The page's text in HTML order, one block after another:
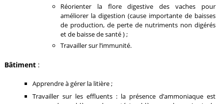
Réorienter la flore digestive des vaches pour
améliorer la digestion (cause importante de baisses
de production, de perte de nutriments non digérés
et de baisse de santé ) ;
Travailler sur l’immunité.
Bâtiment:
Apprendre à gérer la litière ;
Travailler sur les effluents : la présence d’ammoniaque est